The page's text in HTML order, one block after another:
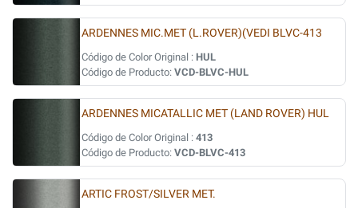
ARDENNES MIC.MET (L.ROVER)(VEDI BLVC-413
Código de Color Original : HUL
Código de Producto: VCD-BLVC-HUL
ARDENNES MICATALLIC MET (LAND ROVER) HUL
Código de Color Original : 413
Código de Producto: VCD-BLVC-413
ARTIC FROST/SILVER MET.